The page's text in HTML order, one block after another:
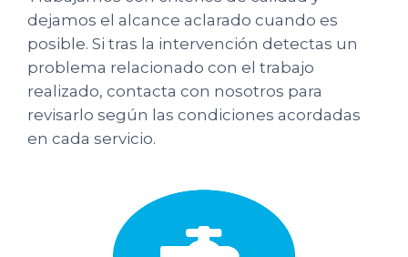
dejamos el alcance aclarado cuando es
posible. Si tras la intervención detectas un
problema relacionado con el trabajo
realizado, contacta con nosotros para
revisarlo según las condiciones acordadas
en cada servicio.